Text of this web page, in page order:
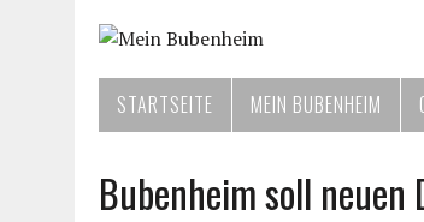
STARTSEITE MEIN BUBENHEIM
Bubenheim soll